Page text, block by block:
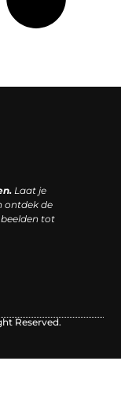
Laat je
ontdek de
tot
Reserved.